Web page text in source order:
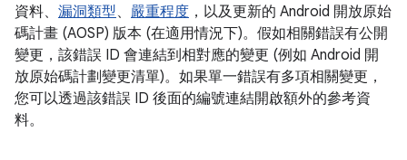
資料、 漏洞類型、 嚴重程度 ，以及更新的 Android 開放原始
碼計畫 (AOSP) 版本 (在適用情況下)。假如相關錯誤有公開
變更，該錯誤 ID 會連結到相對應的變更 (例如 Android 開
放原始碼計劃變更清單)。如果單一錯誤有多項相關變更，
您可以透過該錯誤 ID 後面的編號連結開啟額外的參考資
料。